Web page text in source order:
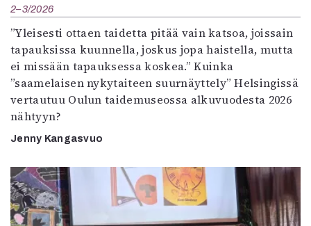
2–3/2026
”Yleisesti ottaen taidetta pitää vain katsoa, joissain
tapauksissa kuunnella, joskus jopa haistella, mutta
ei missään tapauksessa koskea.” Kuinka
”saamelaisen nykytaiteen suurnäyttely” Helsingissä
vertautuu Oulun taidemuseossa alkuvuodesta 2026
nähtyyn?
Jenny Kangasvuo